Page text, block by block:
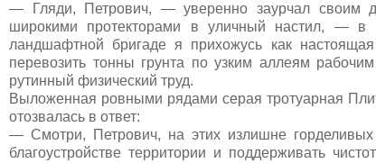
— Гляди, Петрович, — уверенно заурчал своим
широкими протекторами в уличный настил, — в
ландшафтной бригаде я прихожусь как
перевозить тонны грунта по узким аллеям
рутинный физический труд.
Выложенная ровными рядами серая тротуарная
отозвалась в ответ:
— Смотри, Петрович, на этих излишне
благоустройстве территории и поддерживать